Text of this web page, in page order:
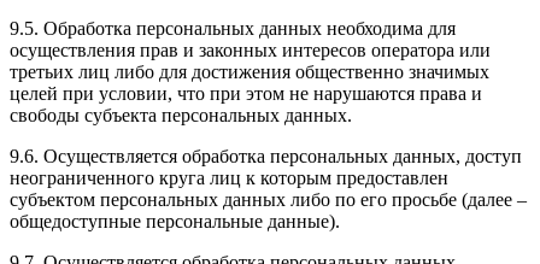
9.5. Обработка персональных данных необходима для
осуществления прав и законных интересов оператора или
третьих лиц либо для достижения общественно значимых
целей при условии, что при этом не нарушаются права и
свободы субъекта персональных данных.
9.6. Осуществляется обработка персональных данных, доступ
неограниченного круга лиц к которым предоставлен
субъектом персональных данных либо по его просьбе (далее –
общедоступные персональные данные).